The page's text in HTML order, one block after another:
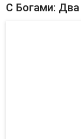
С Богами: